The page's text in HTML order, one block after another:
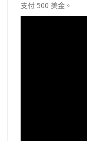
支付 500 美金。